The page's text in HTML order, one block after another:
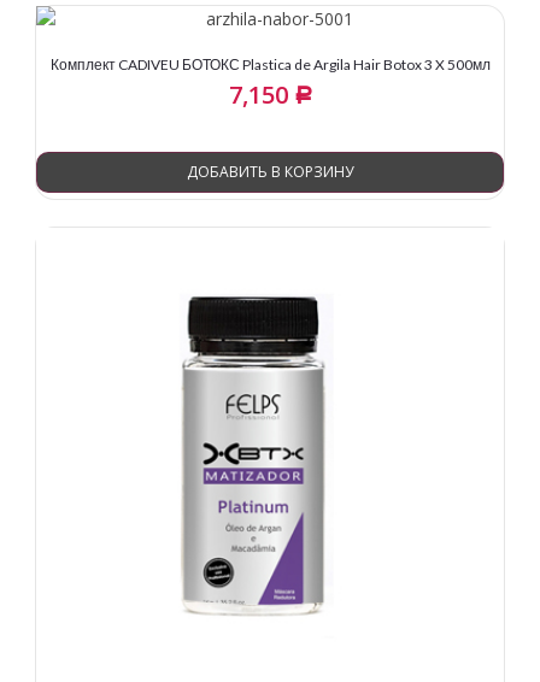
Комплект CADIVEU БОТОКС Plastica de Argila Hair Botox 3 X 500мл
7,150 Р
ДОБАВИТЬ В КОРЗИНУ